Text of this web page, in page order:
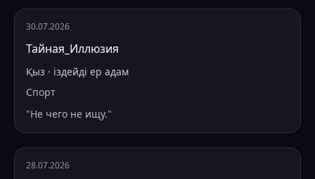
30.07.2026
Тайная_Иллюзия
Қыз · іздейді ер адам
Спорт
"Не чего не ищу."
28.07.2026